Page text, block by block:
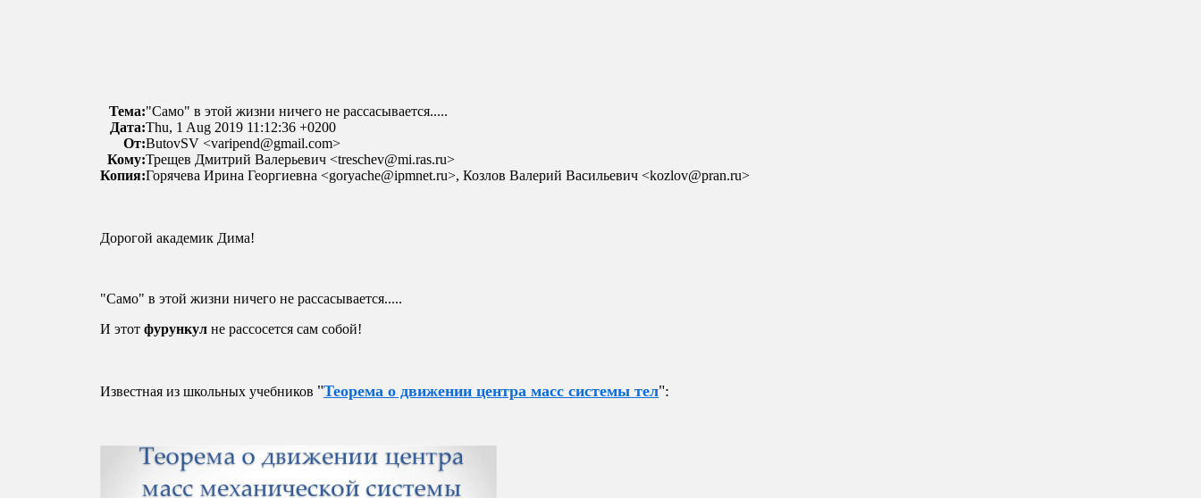
Тема:"Само" в этой жизни ничего не рассасывается.....
Дата:Thu, 1 Aug 2019 11:12:36 +0200
От:ButovSV <varipend@gmail.com>
Кому:Трещев Дмитрий Валерьевич <treschev@mi.ras.ru>
Копия:Горячева Ирина Георгиевна <goryache@ipmnet.ru>, Козлов Валерий Васильевич <kozlov@pran.ru>
Дорогой академик Дима!
"Само" в этой жизни ничего не рассасывается.....
И этот фурункул не рассосется сам собой!
Известная из школьных учебников "Теорема о движении центра масс системы тел":